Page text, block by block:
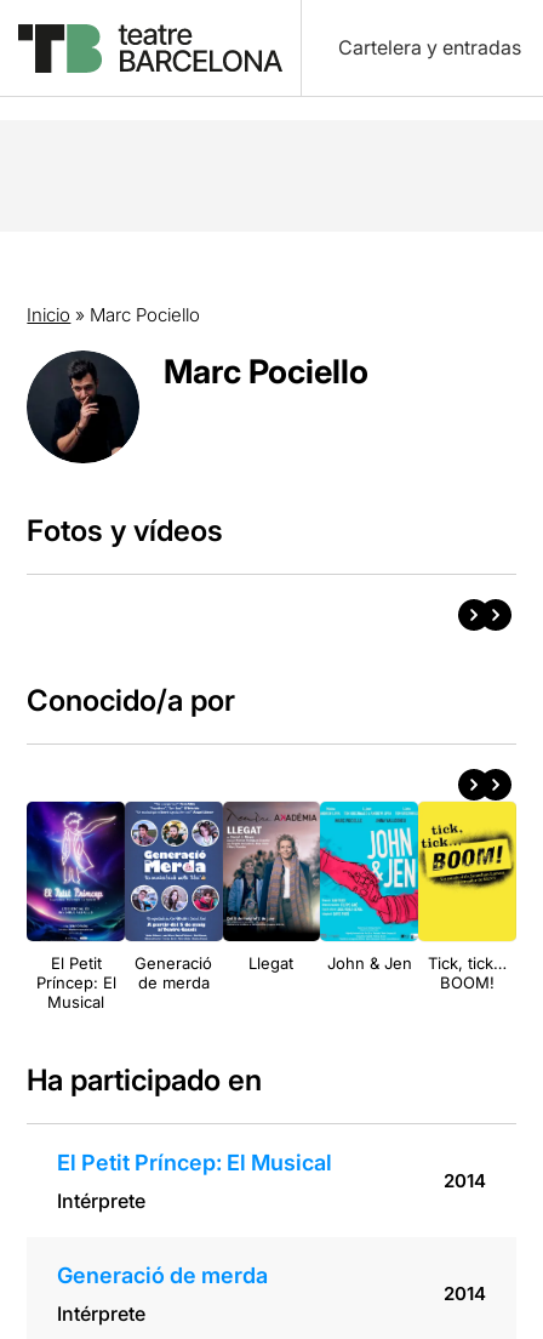
Cartelera y entradas
Inicio » Marc Pociello
Marc Pociello
Fotos y vídeos
Conocido/a por
El Petit
Príncep: El
Musical
Generació
de merda
Llegat John & Jen
Tick, tick…
BOOM!
Ha participado en
El Petit Príncep: El Musical
Intérprete
2014
Generació de merda
Intérprete
2014